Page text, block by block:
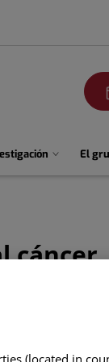
El
cáncer
(located in